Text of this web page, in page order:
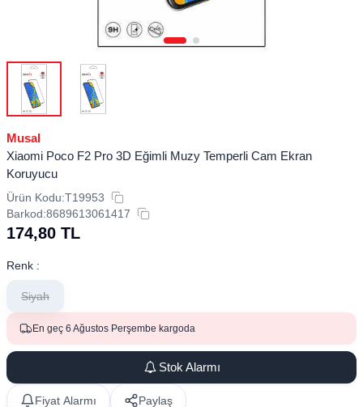
Musal
Xiaomi Poco F2 Pro 3D Eğimli Muzy Temperli Cam Ekran
Koruyucu
Ürün Kodu:T19953
Barkod:8689613061417
174,80 TL
Renk :
Siyah
En geç 6 Ağustos Perşembe kargoda
Stok Alarmı
Fiyat Alarmı Paylaş